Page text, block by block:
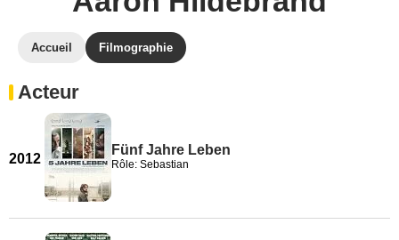
Accueil Filmographie
Acteur
2012
Fünf Jahre Leben
Rôle: Sebastian